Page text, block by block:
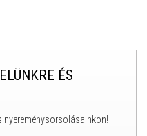
ÉS
nyereménysorsolásainkon!